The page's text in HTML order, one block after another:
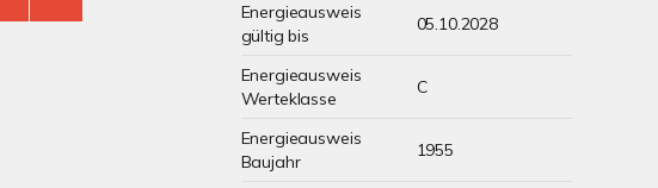
Energieausweis
gültig bis
05.10.2028
Energieausweis
Werteklasse
C
Energieausweis
Baujahr
1955